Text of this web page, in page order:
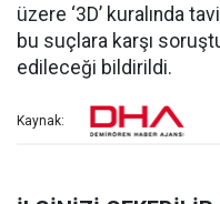
üzere ‘3D’ kuralında
bu suçlara karşı
edileceği bildirildi.
Kaynak: